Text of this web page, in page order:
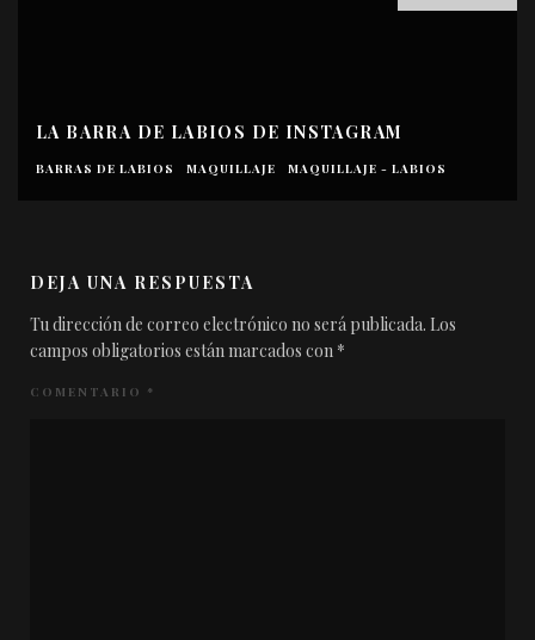
MAL’
BARRAS DE LABIOS MAQUILLAJE MAQUILLAJE - LABIOS
DEJA UNA RESPUESTA
Tu dirección de correo electrónico no será publicada. Los
campos obligatorios están marcados con *
COMENTARIO *